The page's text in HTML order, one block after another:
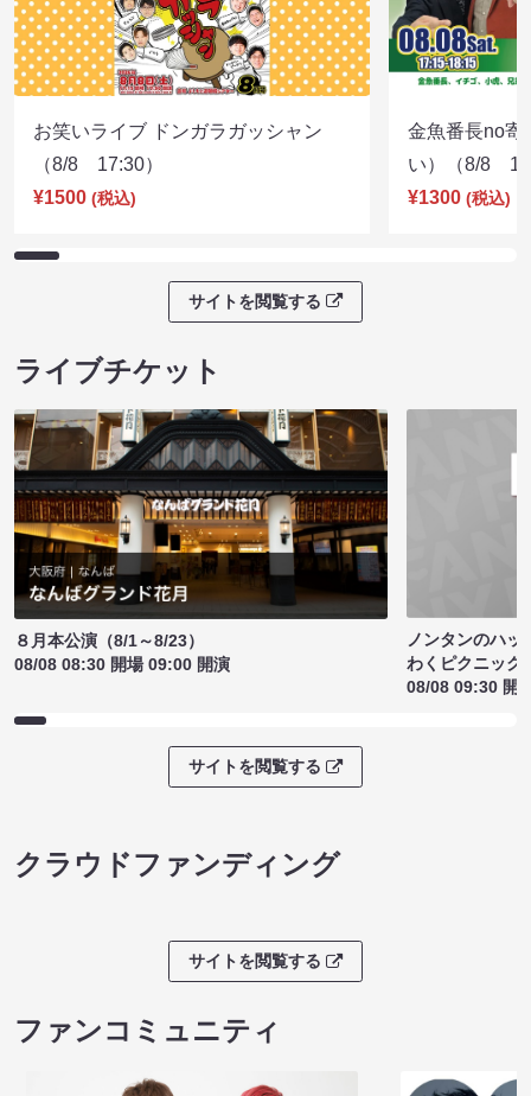
お笑いライブ ドンガラガッシャン
（8/8 17:30）
¥1500 (税込)
金魚番長no寄
い）（8/8
¥1300 (税込)
サイトを閲覧する
ライブチケット
８月本公演（8/1～8/23）
08/08 08:30 開場 09:00 開演
ノンタンのハッ
わくピクニック
08/08 09:30 開
サイトを閲覧する
クラウドファンディング
サイトを閲覧する
ファンコミュニティ